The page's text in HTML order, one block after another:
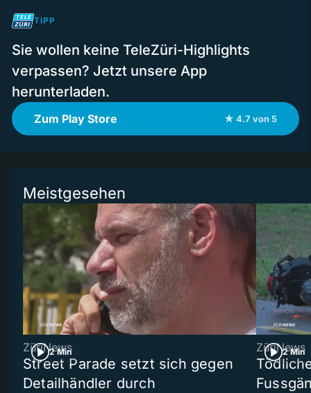
TIPP
Sie wollen keine TeleZüri-Highlights
verpassen? Jetzt unsere App
herunterladen.
Zum Play Store ★ 4.7 von 5
Meistgesehen
2 Min
ZüriNews
Street Parade setzt sich gegen
Detailhändler durch
2 Min
ZüriNews